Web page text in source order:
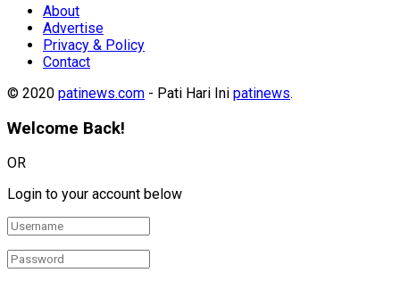
About
Advertise
Privacy & Policy
Contact
© 2020 patinews.com - Pati Hari Ini patinews.
Welcome Back!
OR
Login to your account below